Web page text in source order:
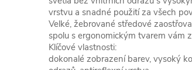
vrstvu a snadné použití za všech
Velké, žebrované středové
spolu s ergonomickým tvarem vám
Klíčové vlastnosti:
dokonalé zobrazení barev, vysoký